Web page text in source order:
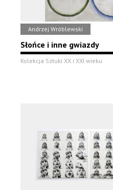
Andrzej Wróblewski
Słońce i inne gwiazdy
Kolekcja Sztuki XX i XXI wieku